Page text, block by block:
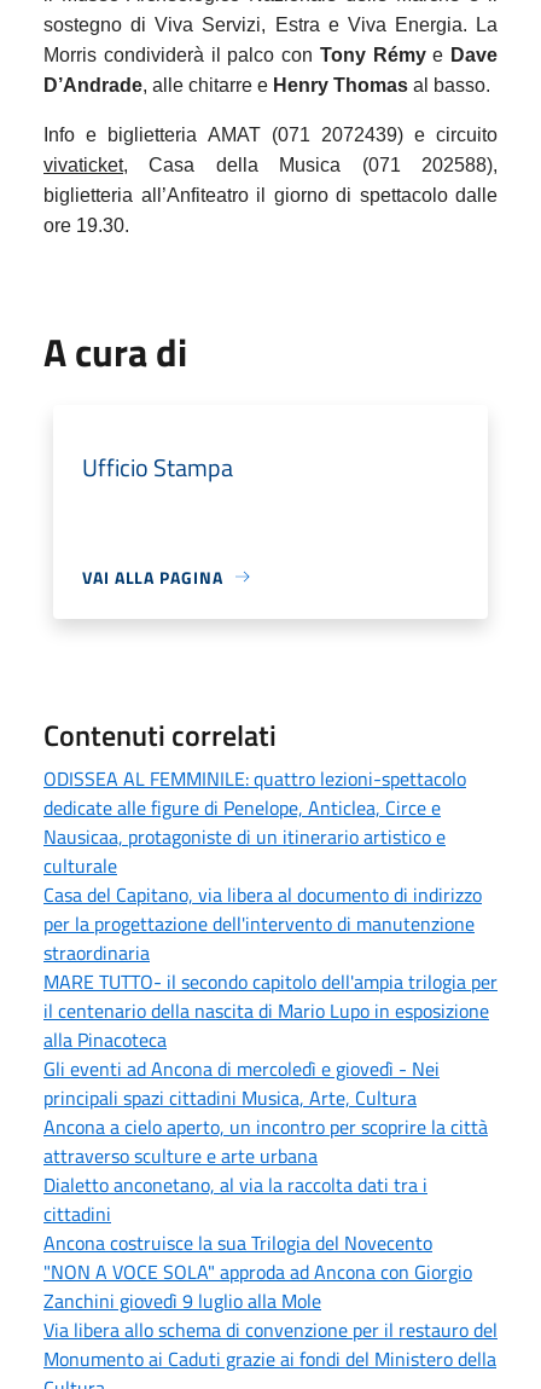
sostegno di Viva Servizi, Estra e Viva Energia. La
Morris condividerà il palco con Tony Rémye Dave
D’Andrade, alle chitarre e Henry Thomas al basso.
Info e biglietteria AMAT (071 2072439) e circuito
vivaticket, Casa della Musica (071 202588),
biglietteria all’Anfiteatro il giorno di spettacolo dalle
ore 19.30.
A cura di
Ufficio Stampa
VAI ALLA PAGINA
Contenuti correlati
ODISSEA AL FEMMINILE: quattro lezioni-spettacolo
dedicate alle figure di Penelope, Anticlea, Circe e
Nausicaa, protagoniste di un itinerario artistico e
culturale
Casa del Capitano, via libera al documento di indirizzo
per la progettazione dell'intervento di manutenzione
straordinaria
MARE TUTTO- il secondo capitolo dell'ampia trilogia per
il centenario della nascita di Mario Lupo in esposizione
alla Pinacoteca
Gli eventi ad Ancona di mercoledì e giovedì - Nei
principali spazi cittadini Musica, Arte, Cultura
Ancona a cielo aperto, un incontro per scoprire la città
attraverso sculture e arte urbana
Dialetto anconetano, al via la raccolta dati tra i
cittadini
Ancona costruisce la sua Trilogia del Novecento
"NON A VOCE SOLA" approda ad Ancona con Giorgio
Zanchini giovedì 9 luglio alla Mole
Via libera allo schema di convenzione per il restauro del
Monumento ai Caduti grazie ai fondi del Ministero della